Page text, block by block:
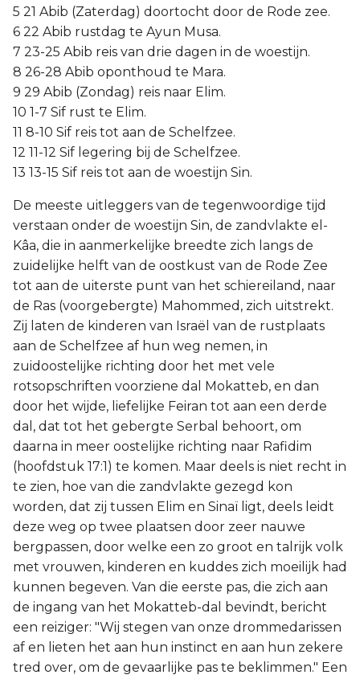
5 21 Abib (Zaterdag) doortocht door de Rode zee.
6 22 Abib rustdag te Ayun Musa.
7 23-25 Abib reis van drie dagen in de woestijn.
8 26-28 Abib oponthoud te Mara.
9 29 Abib (Zondag) reis naar Elim.
10 1-7 Sif rust te Elim.
11 8-10 Sif reis tot aan de Schelfzee.
12 11-12 Sif legering bij de Schelfzee.
13 13-15 Sif reis tot aan de woestijn Sin.
De meeste uitleggers van de tegenwoordige tijd
verstaan onder de woestijn Sin, de zandvlakte el-
Kâa, die in aanmerkelijke breedte zich langs de
zuidelijke helft van de oostkust van de Rode Zee
tot aan de uiterste punt van het schiereiland, naar
de Ras (voorgebergte) Mahommed, zich uitstrekt.
Zij laten de kinderen van Israël van de rustplaats
aan de Schelfzee af hun weg nemen, in
zuidoostelijke richting door het met vele
rotsopschriften voorziene dal Mokatteb, en dan
door het wijde, liefelijke Feiran tot aan een derde
dal, dat tot het gebergte Serbal behoort, om
daarna in meer oostelijke richting naar Rafidim
(hoofdstuk 17:1) te komen. Maar deels is niet recht in
te zien, hoe van die zandvlakte gezegd kon
worden, dat zij tussen Elim en Sinaï ligt, deels leidt
deze weg op twee plaatsen door zeer nauwe
bergpassen, door welke een zo groot en talrijk volk
met vrouwen, kinderen en kuddes zich moeilijk had
kunnen begeven. Van die eerste pas, die zich aan
de ingang van het Mokatteb-dal bevindt, bericht
een reiziger: "Wij stegen van onze drommedarissen
af en lieten het aan hun instinct en aan hun zekere
tred over, om de gevaarlijke pas te beklimmen." Een